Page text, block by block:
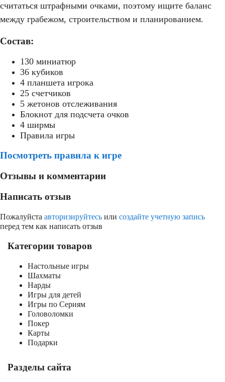
считаться штрафными очками, поэтому ищите баланс
между грабежом, строительством и планированием.
Состав:
130 миниатюр
36 кубиков
4 планшета игрока
25 счетчиков
5 жетонов отслеживания
Блокнот для подсчета очков
4 ширмы
Правила игры
Посмотреть правила к игре
Отзывы и комментарии
Написать отзыв
Пожалуйста авторизируйтесь или создайте учетную запись
перед тем как написать отзыв
Категории товаров
Настольные игры
Шахматы
Нарды
Игры для детей
Игры по Сериям
Головоломки
Покер
Карты
Подарки
Разделы сайта